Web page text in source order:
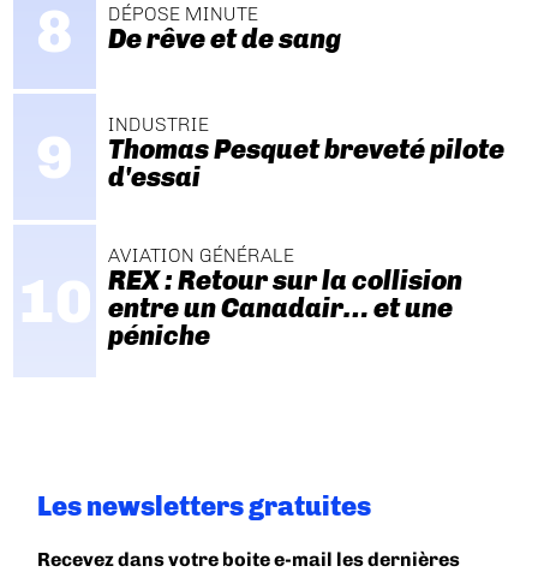
DÉPOSE MINUTE
De rêve et de sang
INDUSTRIE
Thomas Pesquet breveté pilote
d'essai
AVIATION GÉNÉRALE
REX : Retour sur la collision
entre un Canadair… et une
péniche
Les newsletters gratuites
Recevez dans votre boite e-mail les dernières